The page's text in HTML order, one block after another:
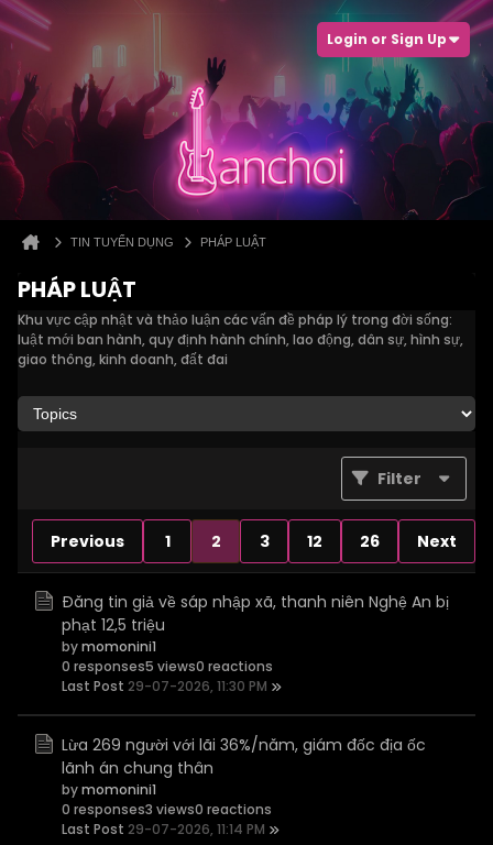
Login or Sign Up
TIN TUYỂN DỤNG PHÁP LUẬT
PHÁP LUẬT
Khu vực cập nhật và thảo luận các vấn đề pháp lý trong đời sống:
luật mới ban hành, quy định hành chính, lao động, dân sự, hình sự,
giao thông, kinh doanh, đất đai
Filter
Previous 1 2 3 12 26 Next
Đăng tin giả về sáp nhập xã, thanh niên Nghệ An bị
phạt 12,5 triệu
bymomonini1
0 responses5 views0 reactions
Last Post 29-07-2026, 11:30 PM
Lừa 269 người với lãi 36%/năm, giám đốc địa ốc
lãnh án chung thân
bymomonini1
0 responses3 views0 reactions
Last Post 29-07-2026, 11:14 PM